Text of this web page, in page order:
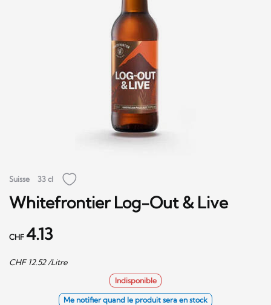
Suisse 33 cl
Whitefrontier Log-Out & Live
CHF 4.13
CHF 12.52/Litre
Indisponible
Me notifier quand le produit sera en stock